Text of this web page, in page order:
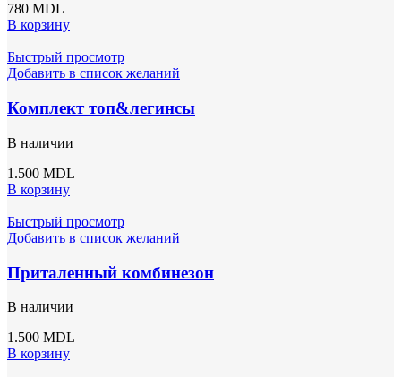
780 MDL
В корзину
Быстрый просмотр
Добавить в список желаний
Комплект топ&легинсы
В наличии
1.500 MDL
В корзину
Быстрый просмотр
Добавить в список желаний
Приталенный комбинезон
В наличии
1.500 MDL
В корзину